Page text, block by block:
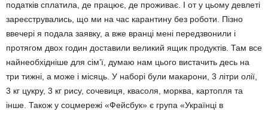
податків сплатила, де працює, де проживає. І от у цьому девлеті
зареєструвались, що ми на час карантину без роботи. Пізно
ввечері я подала заявку, а вже вранці мені передзво­нили і
протягом двох годин доставили вели­кий ящик продуктів. Там все
найнеобхідніше для сім’ї, думаю нам цього вистачить десь на
три тижні, а може і місяць. У наборі були макарони, 3 літри олії,
3 кг цукру, 3 кг рису, сочевиця, квасоля, морква, картопля та
інше. Також у соцмережі «Фейсбук» є група «Українці в